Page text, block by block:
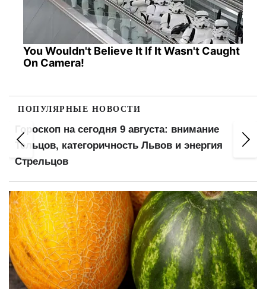
You Wouldn't Believe It If It Wasn't Caught
On Camera!
ПОПУЛЯРНЫЕ НОВОСТИ
Гороскоп на сегодня 9 августа: внимание
Тельцов, категоричность Львов и энергия
Стрельцов